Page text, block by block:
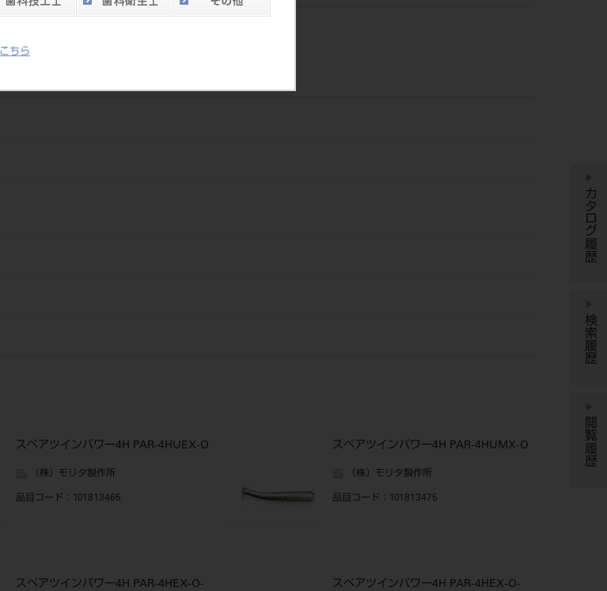
ちら
スペアツインパワー4H PAR-4HUEX-O
（株）モリタ製作所
品目コード ：101813465
スペアツインパワー4H PAR-4HUMX-O
（株）モリタ製作所
品目コード ：101813475
スペアツインパワー4H PAR-4HEX-O-
スペアツインパワー4H PAR-4HEX-O-
カタログ履歴
検索履歴
閲覧履歴